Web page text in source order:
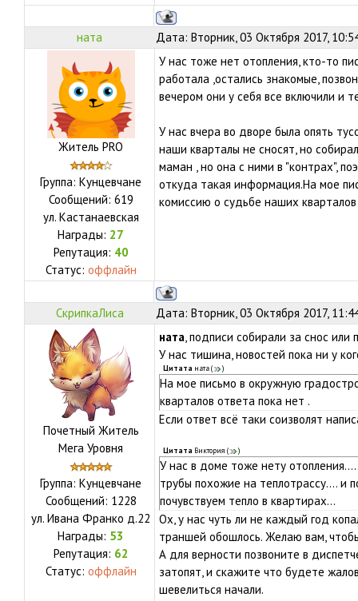
ната Дата: Вторник, 03 Октября 2017,
Житель PRO
Группа: Кунцевчане
Сообщений: 619
ул. Кастанаевская
Награды: 27
Репутация: 40
Статус: оффлайн
У нас тоже нет отопления, кто-то
работала ,остались знакомые,
вечером они у себя все включили и
У нас вчера во дворе была опять
наши кварталы не сносят, но
маман , но она с ними в "контрах",
откуда такая информация.На мое
комиссию о судьбе наших
СкрипкаЛиса Дата: Вторник, 03 Октября 2017,
Почетный Житель
Мега Уровня
Группа: Кунцевчане
Сообщений: 1228
ул. Ивана Франко д.22
Награды: 53
Репутация: 62
Статус: оффлайн
ната, подписи собирали за снос или
У нас тишина, новостей пока ни у
Цитата ната( )
На мое письмо в окружную
кварталов ответа пока нет .
Если ответ всё таки соизволят
Цитата Виктория ( )
У нас в доме тоже нету
трубы похожие на теплотрассу.... и
почувствуем тепло в квартирах...
Ох, у нас чуть ли не каждый год
траншей обошлось. Желаю вам,
А для верности позвоните в
затопят, и скажите что будете
шевелиться начали.